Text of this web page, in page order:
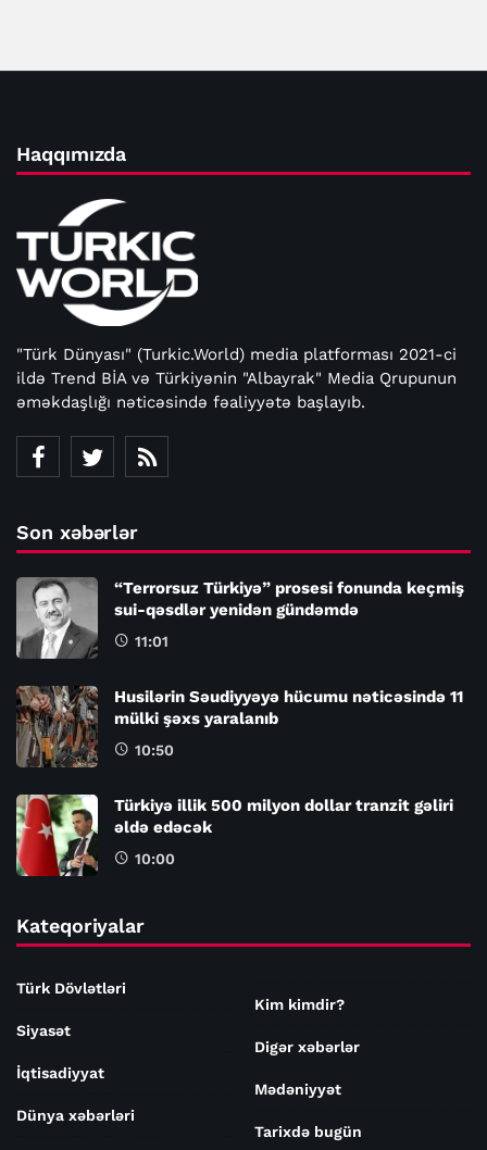
Haqqımızda
"Türk Dünyası" (Turkic.World) media platforması 2021-ci
ildə Trend BİA və Türkiyənin "Albayrak" Media Qrupunun
əməkdaşlığı nəticəsində fəaliyyətə başlayıb.
Son xəbərlər
“Terrorsuz Türkiyə” prosesi fonunda keçmiş
sui-qəsdlər yenidən gündəmdə
11:01
Husilərin Səudiyyəyə hücumu nəticəsində 11
mülki şəxs yaralanıb
10:50
Türkiyə illik 500 milyon dollar tranzit gəliri
əldə edəcək
10:00
Kateqoriyalar
Türk Dövlətləri
Siyasət
İqtisadiyyat
Dünya xəbərləri
Kim kimdir?
Digər xəbərlər
Mədəniyyət
Tarixdə bugün